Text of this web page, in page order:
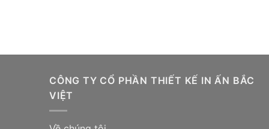
dựng
CÔNG TY CỔ PHẦN THIẾT KẾ IN ẤN BẮC
VIỆT